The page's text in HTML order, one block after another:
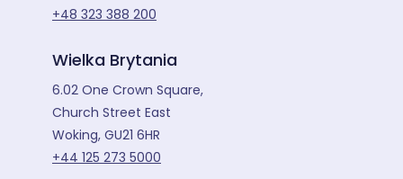
+48 323 388 200
Wielka Brytania
6.02 One Crown Square,
Church Street East
Woking, GU21 6HR
+44 125 273 5000